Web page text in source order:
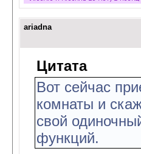
ariadna
Цитата
Вот сейчас
комнаты и
свой
функций.